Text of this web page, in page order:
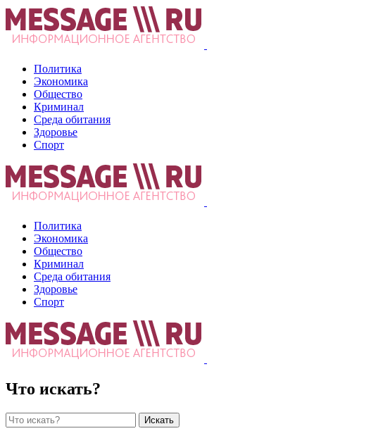
Политика
Экономика
Общество
Криминал
Среда обитания
Здоровье
Спорт
Политика
Экономика
Общество
Криминал
Среда обитания
Здоровье
Спорт
Что искать?
Искать